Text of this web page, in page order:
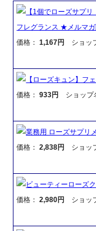
【1個でローズサプ
フレグランス ★メルマ
価格：1,167円 ショッ
【ローズキュン】フ
価格：933円 ショップ
業務用 ローズサプリ
価格：2,838円 ショッ
ビューティーローズ
価格：2,980円 ショッ